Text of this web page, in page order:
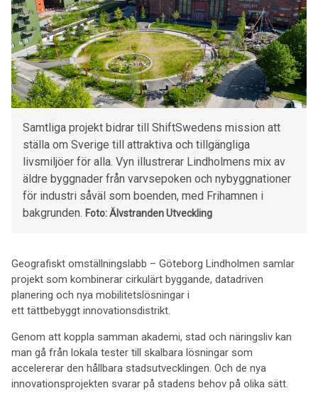
Samtliga projekt bidrar till ShiftSwedens mission att
ställa om Sverige till attraktiva och tillgängliga
livsmiljöer för alla. Vyn illustrerar Lindholmens mix av
äldre byggnader från varvsepoken och nybyggnationer
för industri såväl som boenden, med Frihamnen i
bakgrunden. Foto: Älvstranden Utveckling
Geografiskt omställningslabb – Göteborg Lindholmen samlar
projekt som kombinerar cirkulärt byggande, datadriven
planering och nya mobilitetslösningar i
ett tättbebyggt innovationsdistrikt.
Genom att koppla samman akademi, stad och näringsliv kan
man gå från lokala tester till skalbara lösningar som
accelererar den hållbara stadsutvecklingen. Och de nya
innovationsprojekten svarar på stadens behov på olika sätt.